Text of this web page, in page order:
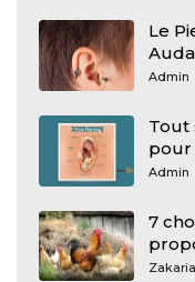
Le
Admin
Tout
pour
Admin
7